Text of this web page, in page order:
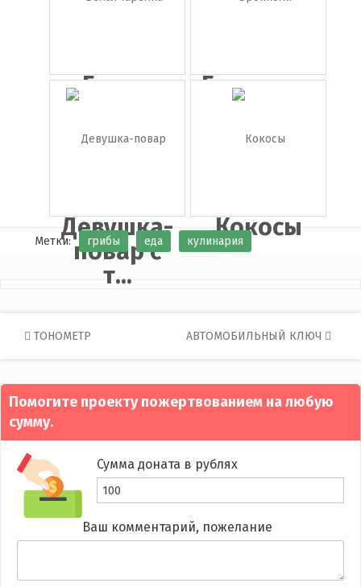
Белая
тарелка
на ...
Брокколи
Девушка-
повар с
т...
Кокосы
Метки: грибы еда кулинария
Post
navigation
ТОНОМЕТР АВТОМОБИЛЬНЫЙ КЛЮЧ
Помогите проекту пожертвованием на любую
сумму.
Сумма доната в рублях
Ваш комментарий, пожелание